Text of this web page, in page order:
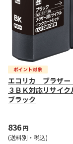
エコリカ ブラザ
３ＢＫ対応リサイ
ブラック
836円
(送料別・税込)